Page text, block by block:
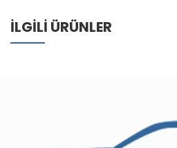
İLGILI ÜRÜNLER